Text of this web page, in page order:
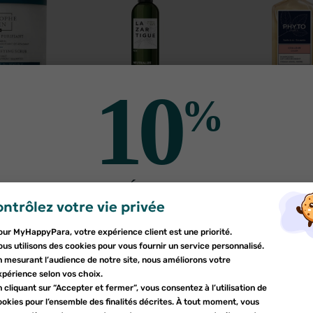
LAZARTIGUE
Lazartigue
Neutralize
shampooing violet
déjaunissant 250ml
10 €99
RUPTURE DE STOCK
, comme les cheveux blancs, ont besoin d’un soin adapté
ce type de cheveux !
à ma liste d'envies
Créer une nouvelle liste
une liste d'envies
de la liste d'envies
devez être connecté pour ajouter des produits à votre liste d'envies.
votre vie privée
MyHappyPara, votre expérience client est une priorité.
utilisons des cookies pour vous fournir un service personnalisé.
mesurant l’audience de notre site, nous améliorons votre
selon vos choix.
cliquant sur “Accepter et fermer”, vous consentez à l’utilisation de
pour l’ensemble des finalités décrites. À tout moment, vous
10%
DE RÉDUCTION
sur votre première commande
Inscrivez-vous à notre newsletter et profitez
d'une réduction sur votre première commande*